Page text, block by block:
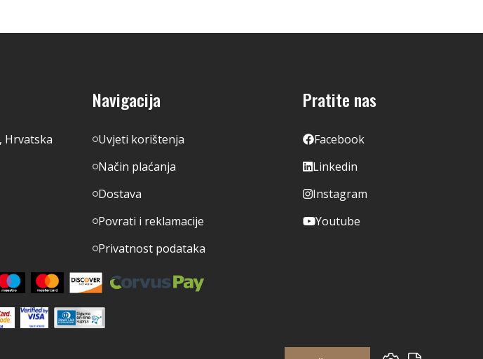
Hrvatska
Navigacija
Uvjeti korištenja
Način plaćanja
Dostava
Povrati i reklamacije
Privatnost podataka
Pratite nas
Facebook
Linkedin
Instagram
Youtube